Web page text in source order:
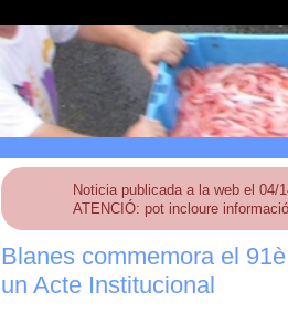
Noticia publicada a la web el 04/
ATENCIÓ: pot incloure
Blanes commemora el
un Acte Institucional